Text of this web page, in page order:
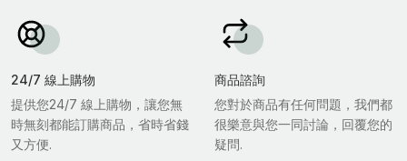
24/7 線上購物
提供您24/7 線上購物，讓您無
時無刻都能訂購商品，省時省錢
又方便.
商品諮詢
您對於商品有任何問題，我們都
很樂意與您一同討論，回覆您的
疑問.